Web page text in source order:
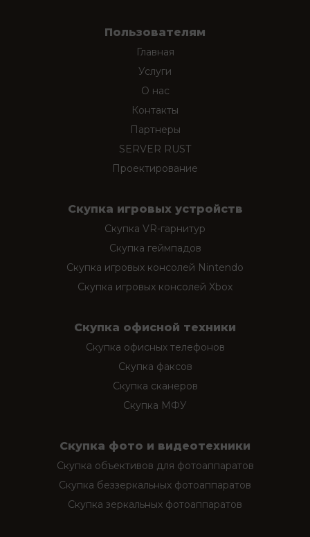
Пользователям
Главная
Услуги
О нас
Контакты
Партнеры
SERVER RUST
Проектирование
Скупка игровых устройств
Скупка VR-гарнитур
Скупка геймпадов
Скупка игровых консолей Nintendo
Скупка игровых консолей Xbox
Скупка офисной техники
Скупка офисных телефонов
Скупка факсов
Скупка сканеров
Скупка МФУ
Скупка фото и видеотехники
Скупка объективов для фотоаппаратов
Скупка беззеркальных фотоаппаратов
Скупка зеркальных фотоаппаратов